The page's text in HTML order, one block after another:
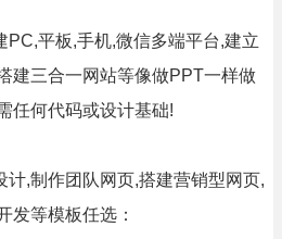
PC,平板,手机,微信多端平台,建立
建三合一网站等像做PPT一样做
任何代码或设计基础!
计,制作团队网页,搭建营销型网页,
发等模板任选：